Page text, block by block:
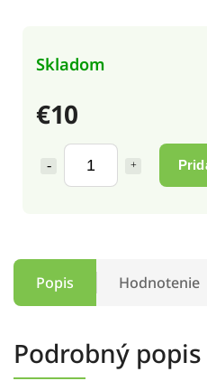
€10
Skladom
Popis Hodnotenie
Podrobný popis